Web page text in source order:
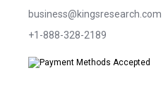
business@kingsresearch.com
+1-888-328-2189